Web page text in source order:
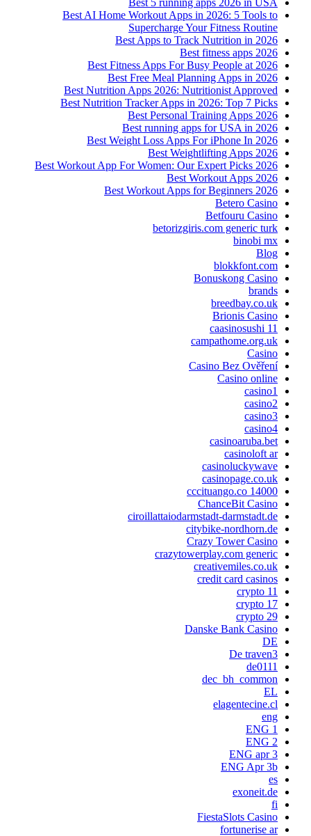
Best 5 running apps 2026 in USA
Best AI Home Workout Apps in 2026: 5 Tools to
Supercharge Your Fitness Routine
Best Apps to Track Nutrition in 2026
Best fitness apps 2026
Best Fitness Apps For Busy People at 2026
Best Free Meal Planning Apps in 2026
Best Nutrition Apps 2026: Nutritionist Approved
Best Nutrition Tracker Apps in 2026: Top 7 Picks
Best Personal Training Apps 2026
Best running apps for USA in 2026
Best Weight Loss Apps For iPhone In 2026
Best Weightlifting Apps 2026
Best Workout App For Women: Our Expert Picks 2026
Best Workout Apps 2026
Best Workout Apps for Beginners 2026
Betero Casino
Betfouru Casino
betorizgiris.com generic turk
binobi mx
Blog
blokkfont.com
Bonuskong Casino
brands
breedbay.co.uk
Brionis Casino
caasinosushi 11
campathome.org.uk
Casino
Casino Bez Ověření
Casino online
casino1
casino2
casino3
casino4
casinoaruba.bet
casinoloft ar
casinoluckywave
casinopage.co.uk
cccituango.co 14000
ChanceBit Casino
ciroillattaiodarmstadt-darmstadt.de
citybike-nordhorn.de
Crazy Tower Сasino
crazytowerplay.com generic
creativemiles.co.uk
credit card casinos
crypto 11
crypto 17
crypto 29
Danske Bank Casino
DE
De traven3
de0111
dec_bh_common
EL
elagentecine.cl
eng
ENG 1
ENG 2
ENG apr 3
ENG Apr 3b
es
exoneit.de
fi
FiestaSlots Casino
fortunerise ar